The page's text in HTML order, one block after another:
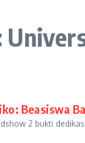
Beasiswa
2 bukti